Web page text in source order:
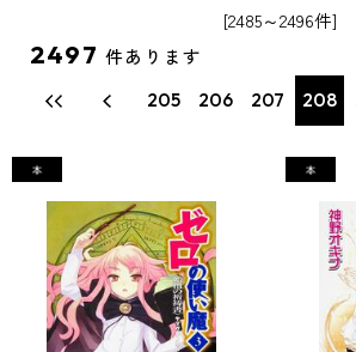
[2485～2496件]
2497 件あります
205 206 207 208